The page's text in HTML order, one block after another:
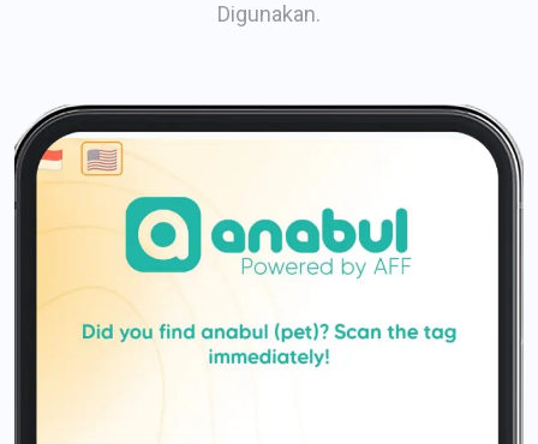
Digunakan.